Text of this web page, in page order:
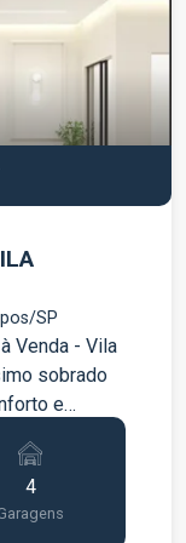
e
em
uma
SP
Venda - Vila
e
materiais
é ideal para
e
localização.
4